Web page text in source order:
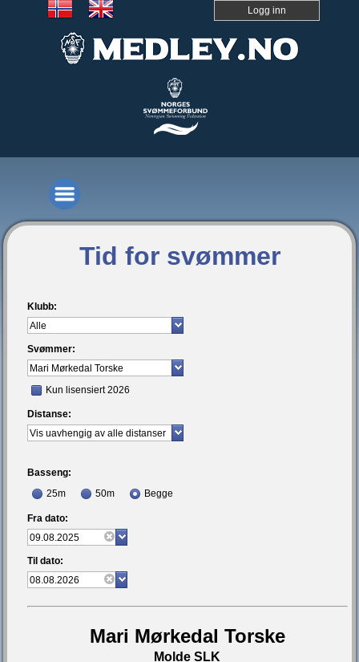
Logg inn
Tid for svømmer
Klubb:
Svømmer:
Kun lisensiert 2026
Distanse:
Basseng:
25m
50m Begge
Fra dato:
Til dato:
Mari Mørkedal Torske
Molde SLK